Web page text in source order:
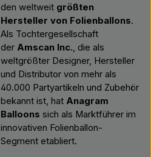
den weltweit größten
Hersteller von Folienballons.
Als Tochtergesellschaft
der Amscan Inc., die als
weltgrößter Designer, Hersteller
und Distributor von mehr als
40.000 Partyartikeln und Zubehör
bekannt ist, hat Anagram
Balloons sich als Marktführer im
innovativen Folienballon-
Segment etabliert.